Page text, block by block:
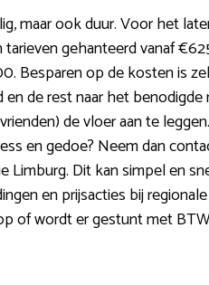
maar ook duur. Voor het
gehanteerd vanaf
Besparen op de kosten is
de rest naar het benodigde
de vloer aan te
en gedoe? Neem dan
Limburg. Dit kan simpel en
en prijsacties bij regionale
of wordt er gestunt met